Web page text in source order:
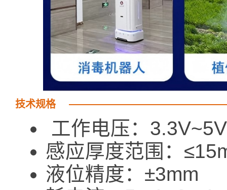
技术规格
工作电压：
感应厚度范围：
液位精度：±3mm